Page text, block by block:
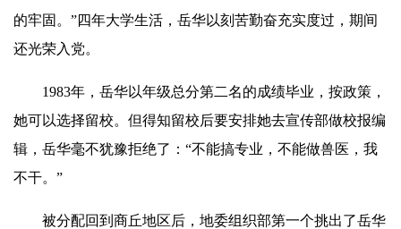
的牢固。”四年大学生活， 岳华以刻苦勤奋充实度过，期间
还光荣入党。
1983年， 岳华以年级总分第二名的成绩毕业，按政策，
她可以选择留校。但得知留校后要安排她去宣传部做校报编
辑， 岳华毫不犹豫拒绝了：“不能搞专业，不能做兽医，我
不干。”
被分配回到商丘地区后，地委组织部第一个挑出了岳华